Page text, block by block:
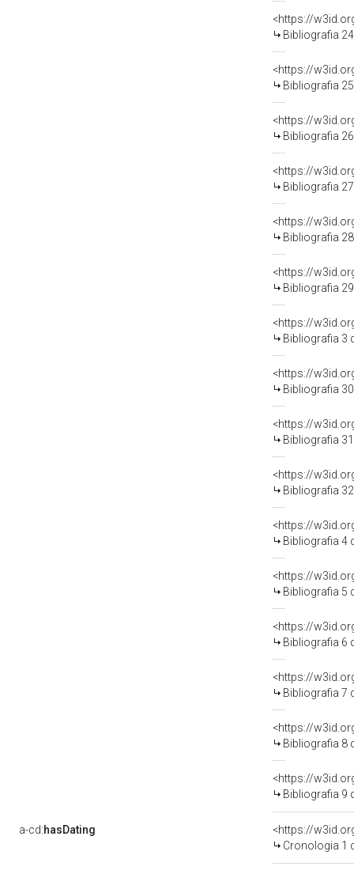
<https://
Bibliografia
<https://
Bibliografia
<https://
Bibliografia
<https://
Bibliografia
<https://
Bibliografia
<https://
Bibliografia
<https://
Bibliografia 3
<https://
Bibliografia
<https://
Bibliografia
<https://
Bibliografia
<https://
Bibliografia 4
<https://
Bibliografia 5
<https://
Bibliografia 6
<https://
Bibliografia 7
<https://
Bibliografia 8
<https://
Bibliografia 9
a-cd:hasDating
<https://
Cronologia 1